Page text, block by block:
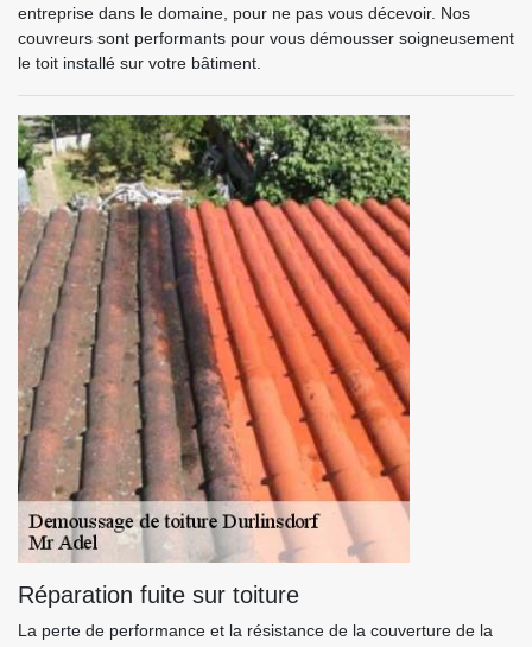
entreprise dans le domaine, pour ne pas vous décevoir. Nos
couvreurs sont performants pour vous démousser soigneusement
le toit installé sur votre bâtiment.
Réparation fuite sur toiture
La perte de performance et la résistance de la couverture de la